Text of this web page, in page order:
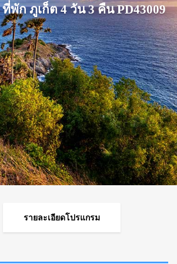
พัก ภูเก็ต 4 วัน 3 คืน PD43009
รายละเอียดโปรแกรม